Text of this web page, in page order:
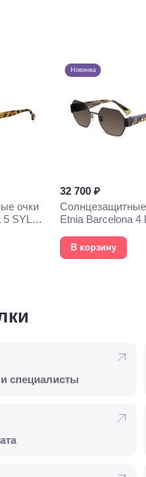
очки
SYLYS
Новинка
32 700 ₽
Солнцезащитные
Etnia Barcelona 4
В корзину
специалисты